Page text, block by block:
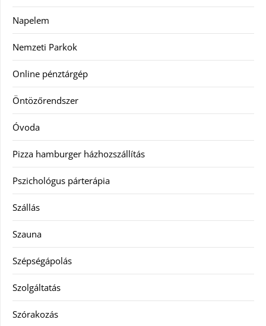
Napelem
Nemzeti Parkok
Online pénztárgép
Öntözőrendszer
Óvoda
Pizza hamburger házhozszállítás
Pszichológus párterápia
Szállás
Szauna
Szépségápolás
Szolgáltatás
Szórakozás